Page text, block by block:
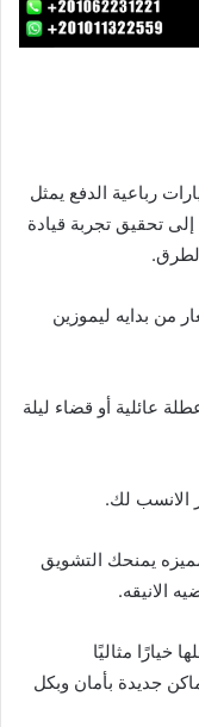
رباعية الدفع يمثل
إلى تحقيق تجربة قيادة
من بدايه ليموزين
عائلية أو قضاء ليلة
الانسب لك.
يمنحك التشويق
الانيقه.
خيارًا مثاليًا
جديدة بأمان وبكل